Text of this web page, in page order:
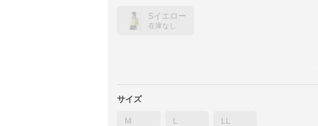
Sイエロー
在庫なし
サイズ
M L LL